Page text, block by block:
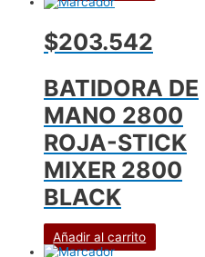
$203.542
BATIDORA DE
MANO 2800
ROJA-STICK
MIXER 2800
BLACK
Añadir al carrito